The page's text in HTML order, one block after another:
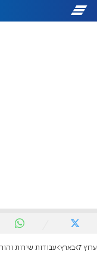
ערוץ 7 בארץ עבודות שירות והורדה